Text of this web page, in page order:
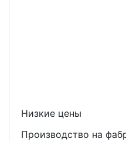
Низкие цены
Производство на